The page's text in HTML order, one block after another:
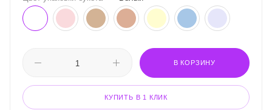
В КОРЗИНУ
КУПИТЬ В 1 КЛИК